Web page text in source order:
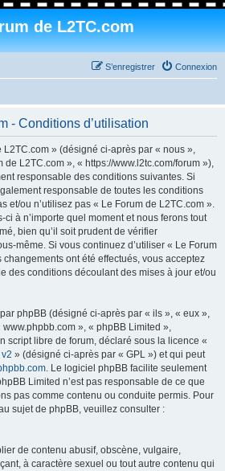
de L2TC.com
Connexion
S’enregistrer
- Conditions d’utilisation
L2TC.com » (désigné ci-après par « nous »,
de L2TC.com », « https://www.l2tc.com/forum »),
responsable des conditions suivantes. Si
responsable de toutes les conditions
et/ou n’utilisez pas « Le Forum de L2TC.com ».
à n’importe quel moment et nous ferons tout
bien qu’il soit prudent de vérifier
même. Si vous continuez d’utiliser « Le Forum
ont été effectués, vous acceptez
des conditions découlant des mises à jour et/ou
phpBB (désigné ci-après par « ils », « eux »,
», « phpBB Limited »,
script libre de forum, déclaré sous la licence «
» (désigné ci-après par « GPL ») et qui peut
. Le logiciel phpBB facilite seulement
Limited n’est pas responsable de ce que
pas comme contenu ou conduite permis. Pour
sujet de phpBB, veuillez consulter :
de contenu abusif, obscène, vulgaire,
à caractère sexuel ou tout autre contenu qui